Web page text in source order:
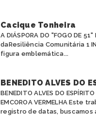
Cacique Tonheira
A DIÁSPORA DO "FOGO DE
daResiliência Comunitária 1
figura emblemática...
BENEDITO ALVES DO
BENEDITO ALVES DO
EMCOROA VERMELHA Este
registro de datas, buscamos